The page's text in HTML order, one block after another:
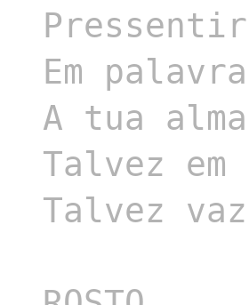
Pressentir
Em
A tua
Talvez em
Talvez